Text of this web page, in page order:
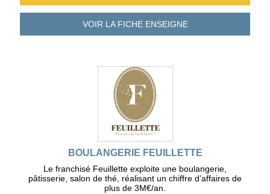
VOIR LA FICHEENSEIGNE
BOULANGERIE FEUILLETTE
Le franchisé Feuillette exploite une boulangerie,
pâtisserie, salon de thé, réalisant un chiffre d’affaires de
plus de 3M€/an.